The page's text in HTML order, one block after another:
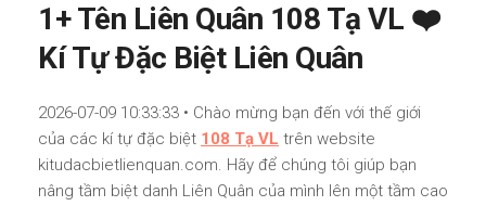
1+ Tên Liên Quân 108 Tạ VL ❤️
Kí Tự Đặc Biệt Liên Quân
2026-07-09 10:33:33 • Chào mừng bạn đến với thế giới
của các kí tự đặc biệt 108 Tạ VL trên website
kitudacbietlienquan.com. Hãy để chúng tôi giúp bạn
nâng tầm biệt danh Liên Quân của mình lên một tầm cao